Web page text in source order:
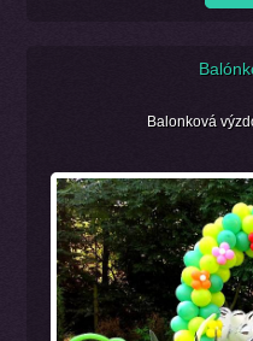
Balonková